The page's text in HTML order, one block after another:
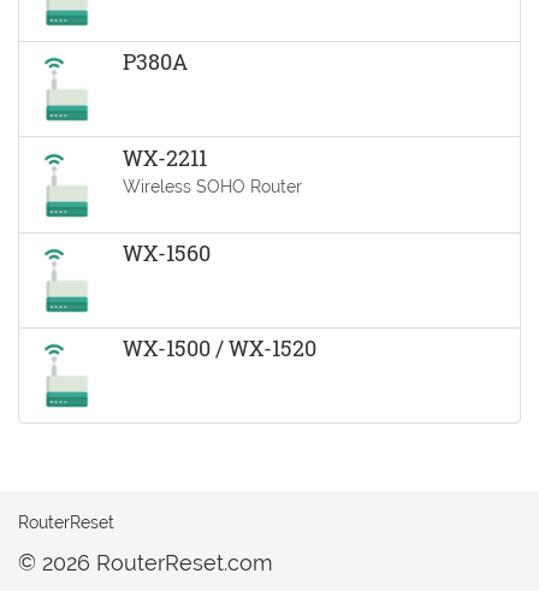
P380A
WX-2211
Wireless SOHO Router
WX-1560
WX-1500 / WX-1520
RouterReset
© 2026 RouterReset.com